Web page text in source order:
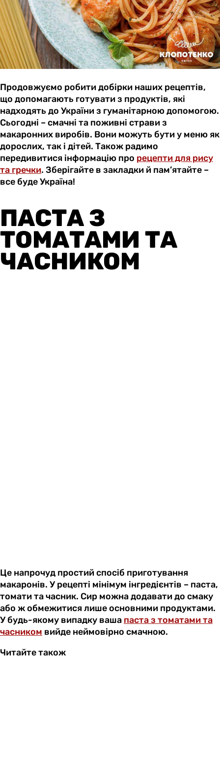
Продовжуємо робити добірки наших рецептів,
що допомагають готувати з продуктів, які
надходять до України з гуманітарною допомогою.
Сьогодні – смачні та поживні страви з
макаронних виробів. Вони можуть бути у меню як
дорослих, так і дітей. Також радимо
передивитися інформацію про рецепти для рису
та гречки. Зберігайте в закладки й пам’ятайте –
все буде Україна!
ПАСТА З
ТОМАТАМИ ТА
ЧАСНИКОМ
Це напрочуд простий спосіб приготування
макаронів. У рецепті мінімум інгредієнтів – паста,
томати та часник. Сир можна додавати до смаку
або ж обмежитися лише основними продуктами.
У будь-якому випадку ваша паста з томатами та
часником вийде неймовірно смачною.
Читайте також